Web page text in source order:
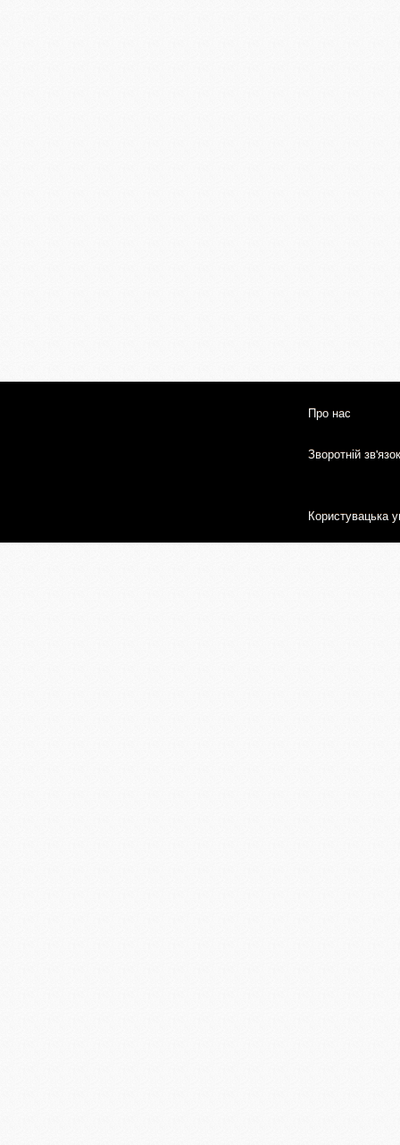
Про нас
Зворотній зв'язок
Користувацька